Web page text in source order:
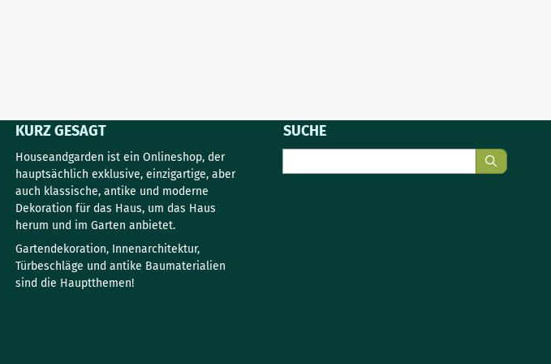
KURZ GESAGT
Houseandgarden ist ein Onlineshop, der
hauptsächlich exklusive, einzigartige, aber
auch klassische, antike und moderne
Dekoration für das Haus, um das Haus
herum und im Garten anbietet.
Gartendekoration, Innenarchitektur,
Türbeschläge und antike Baumaterialien
sind die Hauptthemen!
SUCHE